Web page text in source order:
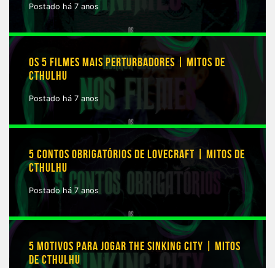
Postado há 7 anos
OS 5 FILMES MAIS PERTURBADORES | MITOS DE
CTHULHU
Postado há 7 anos
5 CONTOS OBRIGATÓRIOS DE LOVECRAFT | MITOS DE
CTHULHU
Postado há 7 anos
5 MOTIVOS PARA JOGAR THE SINKING CITY | MITOS
DE CTHULHU